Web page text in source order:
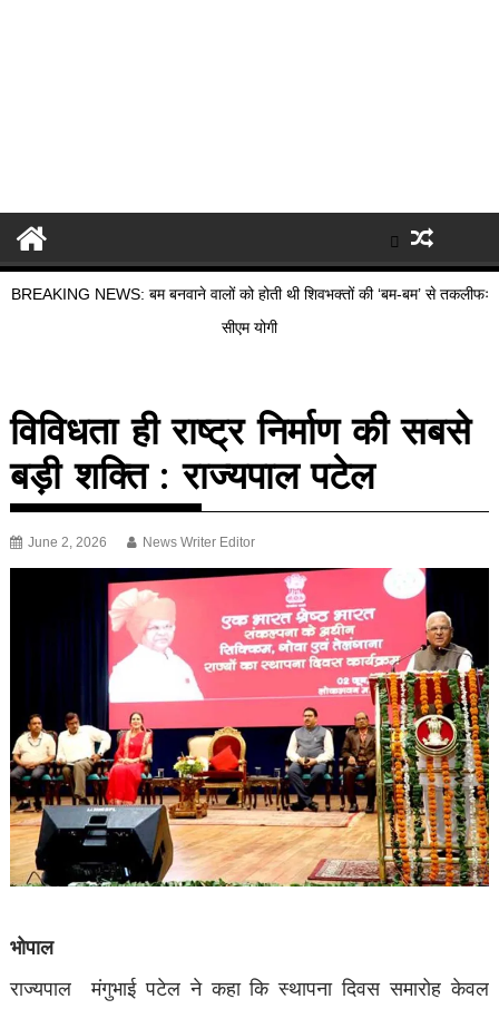
BREAKING NEWS: बम बनवाने वालों को होती थी शिवभक्तों की ‘बम-बम’ से तकलीफः
सीएम योगी
विविधता ही राष्ट्र निर्माण की सबसे
बड़ी शक्ति : राज्यपाल पटेल
June 2, 2026 News Writer Editor
भोपाल
राज्यपाल मंगुभाई पटेल ने कहा कि स्‍थापना दिवस समारोह केवल